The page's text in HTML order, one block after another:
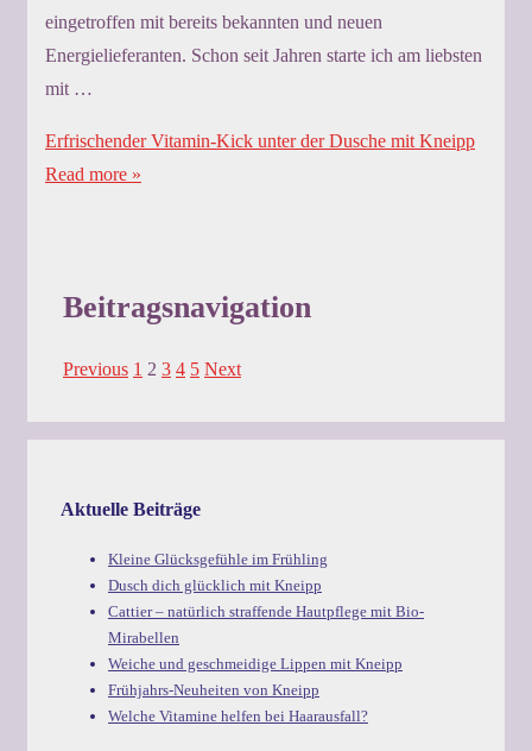
eingetroffen mit bereits bekannten und neuen
Energielieferanten. Schon seit Jahren starte ich am liebsten
mit …
Erfrischender Vitamin-Kick unter der Dusche mit Kneipp
Read more »
Beitragsnavigation
Previous 1 2 3 4 5 Next
Aktuelle Beiträge
Kleine Glücksgefühle im Frühling
Dusch dich glücklich mit Kneipp
Cattier – natürlich straffende Hautpflege mit Bio-
Mirabellen
Weiche und geschmeidige Lippen mit Kneipp
Frühjahrs-Neuheiten von Kneipp
Welche Vitamine helfen bei Haarausfall?